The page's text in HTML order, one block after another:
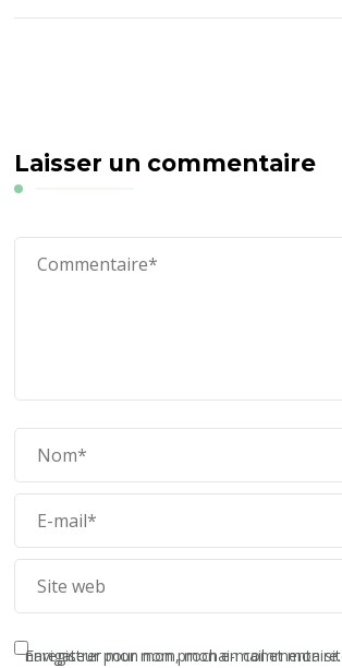
Laisser un commentaire
Enregistrer mon nom, mon e-mail et mon site dans le navigateur pour mon prochain commentaire.